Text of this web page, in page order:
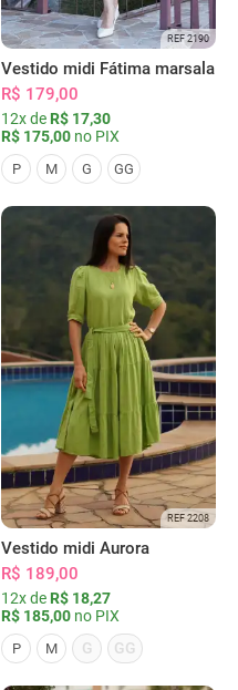
REF 2190
Vestido midi Fátima marsala
R$ 179,00
12x de R$ 17,30
R$ 175,00 no PIX
P M G GG
REF 2208
Vestido midi Aurora
R$ 189,00
12x de R$ 18,27
R$ 185,00 no PIX
P M G GG